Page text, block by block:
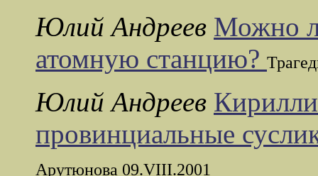
Юлий Андреев Можно
атомную станцию?
Юлий Андреев
провинциальные
Арутюнова 09.VIII.2001